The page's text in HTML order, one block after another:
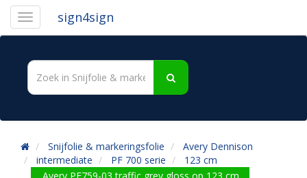
sign4sign
Snijfolie & markeringsfolie
Avery Dennison
intermediate
PF 700 serie
123 cm